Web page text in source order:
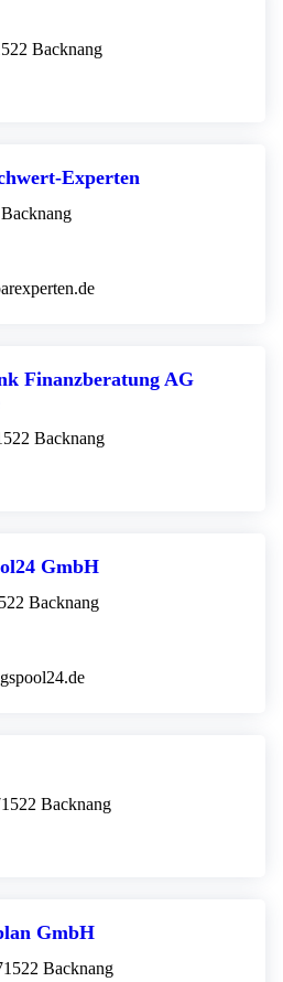
Backnang
Experten
Finanzberatung AG
Backnang
GmbH
Backnang
Backnang
GmbH
Backnang